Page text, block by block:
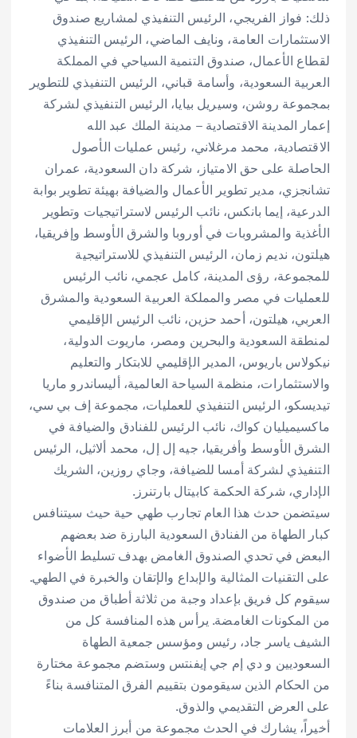
ذلك: فواز الفريجي، الرئيس التنفيذي لمشاريع صندوق
الاستثمارات العامة، ونايف الماضي، الرئيس التنفيذي
لقطاع الأعمال، صندوق التنمية السياحي في المملكة
العربية السعودية، وأسامة قباني، الرئيس التنفيذي للتطوير
بمجموعة روشن، وسيريل بيايا، الرئيس التنفيذي لشركة
إعمار المدينة الاقتصادية – مدينة الملك عبد الله
الاقتصادية، محمد مرغلاني، رئيس عمليات الأصول
الحاصلة على حق الامتياز، شركة دان السعودية، عمران
تشانجزي، مدير تطوير الأعمال والضيافة بهيئة تطوير بوابة
الدرعية، إيما بانكس، نائب الرئيس لاستراتيجيات وتطوير
الأغذية والمشروبات في أوروبا والشرق الأوسط وإفريقيا،
هيلتون، نديم زمان، الرئيس التنفيذي للاستراتيجية
للمجموعة، رؤى المدينة، كامل عجمي، نائب الرئيس
للعمليات في مصر والمملكة العربية السعودية والمشرق
العربي، هيلتون، أحمد حزين، نائب الرئيس الإقليمي
لمنطقة السعودية والبحرين ومصر، ماريوت الدولية،
نيكولاس باريوس، المدير الإقليمي للابتكار والتعليم
والاستثمارات، منظمة السياحة العالمية، أليساندرو ماريا
تيديسكو، الرئيس التنفيذي للعمليات، مجموعة إف بي سي،
ماكسيميليان كواك، نائب الرئيس للفنادق والضيافة في
الشرق الأوسط وأفريقيا، جيه إل إل، محمد ألاثيل، الرئيس
التنفيذي لشركة أمسا للضيافة، وجاي روزين، الشريك
الإداري، شركة الحكمة كابيتال بارتنرز.
سيتضمن حدث هذا العام تجارب طهي حية حيث سيتنافس
كبار الطهاة من الفنادق السعودية البارزة ضد بعضهم
البعض في تحدي الصندوق الغامض بهدف تسليط الأضواء
على التقنيات المثالية والإبداع والإتقان والخبرة في الطهي.
سيقوم كل فريق بإعداد وجبة من ثلاثة أطباق من صندوق
من المكونات الغامضة. يرأس هذه المنافسة كل من
الشيف ياسر جاد، رئيس ومؤسس جمعية الطهاة
السعوديين و دي إم جي إيفنتس وستضم مجموعة مختارة
من الحكام الذين سيقومون بتقييم الفرق المتنافسة بناءً
على العرض التقديمي والذوق.
أخيراً، يشارك في الحدث مجموعة من أبرز العلامات